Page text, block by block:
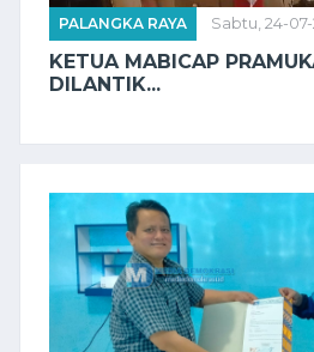
PALANGKA RAYA Sabtu, 24-07-
KETUA MABICAP
DILANTIK...